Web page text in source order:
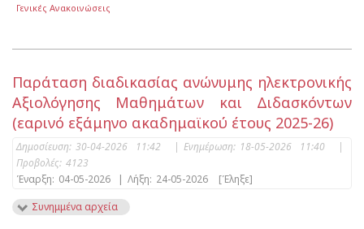
Γενικές Ανακοινώσεις
Παράταση διαδικασίας ανώνυμης ηλεκτρονικής
Αξιολόγησης Μαθημάτων και Διδασκόντων
(εαρινό εξάμηνο ακαδημαϊκού έτους 2025-26)
Δημοσίευση: 30-04-2026 11:42 | Ενημέρωση: 18-05-2026 11:40
|
Προβολές: 4123
Έναρξη: 04-05-2026 | Λήξη: 24-05-2026
[Έληξε]
Συνημμένα αρχεία